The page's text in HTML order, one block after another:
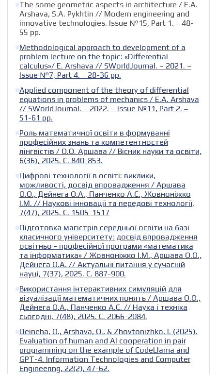
The some geometric aspects in architecture / E.A.
Arshava, S.A. Pykhtin // Modern engineering and
innovative technologies. Issue №15, Part 1. ‒ 48-
55 рр.
Methodological approach to development of a
problem lecture on the topic: «Differential
calculus»/ E. Arshava // SWorldJournal. – 2021. –
Issue №7, Part 4. ‒ 28-36 рр.
Applied сomponent of the theory of differential
equations in problems of mechanics / E.A. Arshava
// SWorldJournal. – 2022. – Issue №11, Part 2. ‒
51-61 рр.
Роль математичної освіти в формуванні
професійних знань та компетентностей
лінгвістів / О.О. Аршава // Вісник науки та освіти,
6(36), 2025. С. 840-853.
Цифрові технології в освіті: виклики,
можливості, досвід впровадження / Аршава
О.О., Дейнега О.А., Панченко А.С., Жовноніжко
І.М. // Наукові інновації та передові технології,
7(47), 2025. С. 1505-1517
Підготовка магістрів середньої освіти на базі
класичного університету: досвід впровадження
освітньо - професійної програми «математика
та інформатика» / Жовноніжко І.М., Аршава О.О.,
Дейнега О.А. // Актуальні питання у сучасній
науці, 7(37), 2025. С. 887-900.
Використання інтерактивних симуляцій для
візуалізації математичних понять / Аршава О.О.,
Дейнега О.А., Панченко А.С. // Наука і техніка
сьогодні, 7(48), 2025. С. 2066-2084.
Deineha, O., Arshava, O., & Zhovtonizhko, I. (2025).
Evaluation of human and AI cooperation in pair
programming on the example of CodeLlama and
GPT-4. Information Technologies and Computer
Engineering, 22(2), 47-62.